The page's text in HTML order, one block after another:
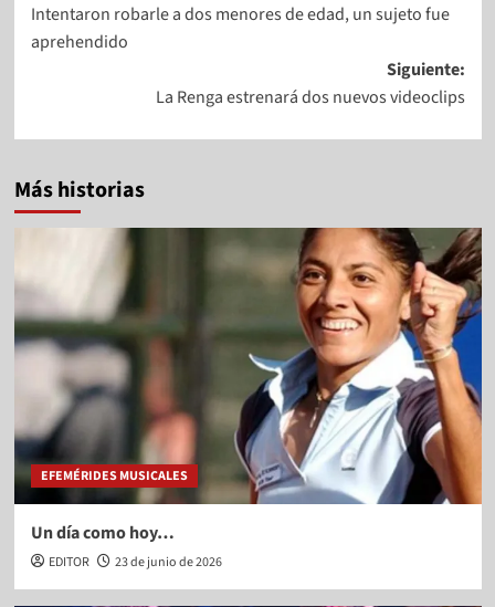
Intentaron robarle a dos menores de edad, un sujeto fue
aprehendido
Siguiente:
La Renga estrenará dos nuevos videoclips
Más historias
EFEMÉRIDES MUSICALES
Un día como hoy…
EDITOR 23 de junio de 2026